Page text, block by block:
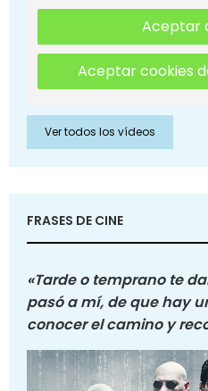
Aceptar
Aceptar cookies
Ver todos los vídeos
FRASES DE CINE
«Tarde o temprano te
pasó a mí, de que hay
conocer el camino y